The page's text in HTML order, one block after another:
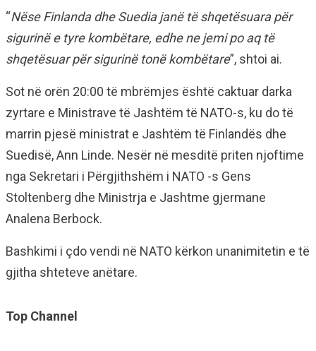
“Nëse Finlanda dhe Suedia janë të shqetësuara për
sigurinë e tyre kombëtare, edhe ne jemi po aq të
shqetësuar për sigurinë tonë kombëtare”, shtoi ai.
Sot në orën 20:00 të mbrëmjes është caktuar darka
zyrtare e Ministrave të Jashtëm të NATO-s, ku do të
marrin pjesë ministrat e Jashtëm të Finlandës dhe
Suedisë, Ann Linde. Nesër në mesditë priten njoftime
nga Sekretari i Përgjithshëm i NATO -s Gens
Stoltenberg dhe Ministrja e Jashtme gjermane
Analena Berbock.
Bashkimi i çdo vendi në NATO kërkon unanimitetin e të
gjitha shteteve anëtare.
Top Channel